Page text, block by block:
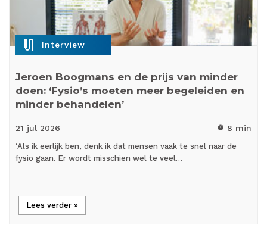
mic_external_on Interview
Jeroen Boogmans en de prijs van minder
doen: ‘Fysio’s moeten meer begeleiden en
minder behandelen’
21 jul 2026 timer 8 min
‘Als ik eerlijk ben, denk ik dat mensen vaak te snel naar de
fysio gaan. Er wordt misschien wel te veel…
Lees verder »